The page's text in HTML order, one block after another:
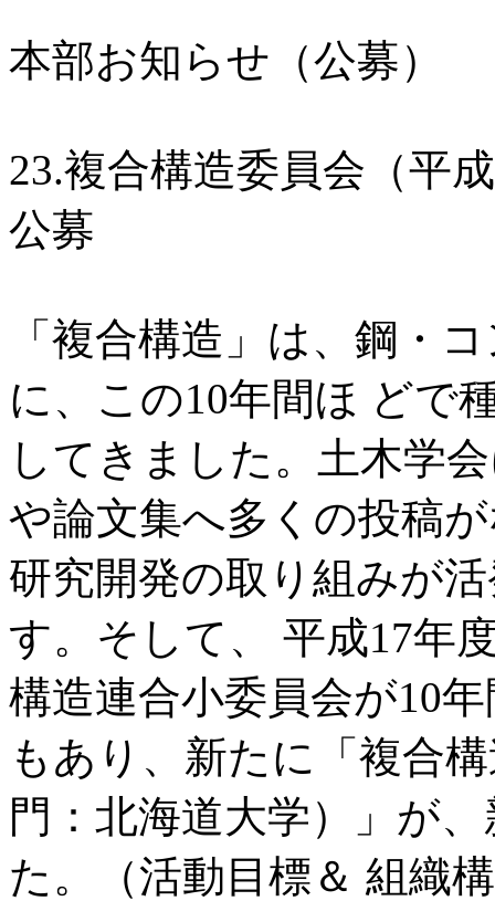
本部お知らせ（公募）
23.複合構造委員会（平
公募
「複合構造」は、鋼・
に、この10年間ほ どで
してきました。土木学
や論文集へ多くの投稿
研究開発の取り組みが
す。そして、 平成17年
構造連合小委員会が10
もあり、新たに「複合
門：北海道大学）」が
た。（活動目標＆ 組織